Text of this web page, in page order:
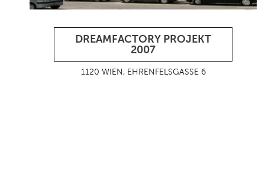
DREAMFACTORY PROJEKT
2007
1120 WIEN, EHRENFELSGASSE 6